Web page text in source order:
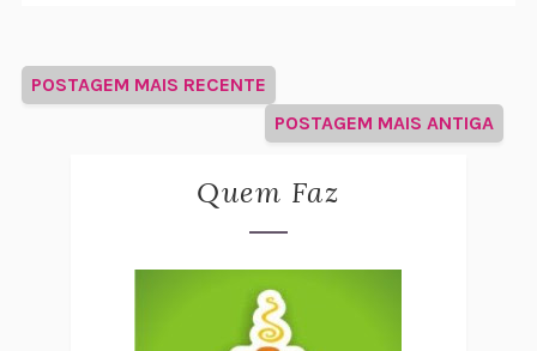
POSTAGEM MAIS RECENTE
POSTAGEM MAIS ANTIGA
Quem Faz